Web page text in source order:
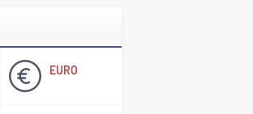
EURO